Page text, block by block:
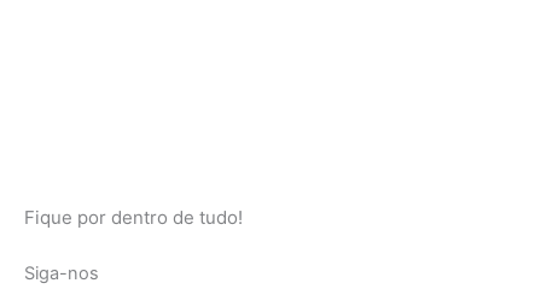
Fique por dentro de tudo!
Siga-nos